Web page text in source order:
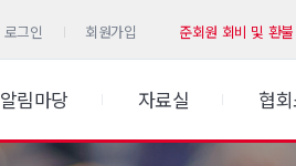
로그인 회원가입 준회원 회비 및 환
알림마당 자료실 협